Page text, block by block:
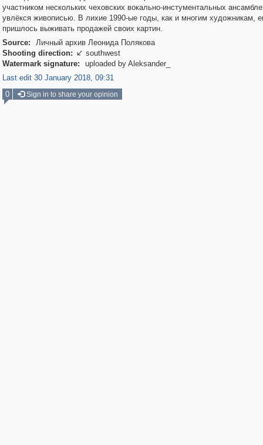
участником нескольких чеховских вокально-инстументальных
увлёкся живописью. В лихие 1990-ые годы, как и многим художникам,
пришлось выживать продажей своих картин.
Source:
Личный архив Леонида Полякова
Shooting direction:  southwest
Watermark signature:
uploaded by Aleksander_
Last edit 30 January 2018, 09:31
0
Sign in to share your opinion